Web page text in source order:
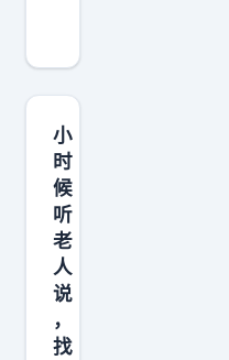
舒
笔
下
贯
穿
始
终
的
性
小
时
候
听
老
人
说
，
找